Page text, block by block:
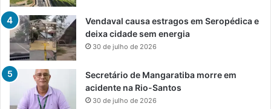
Vendaval causa estragos em Seropédica e
deixa cidade sem energia
30 de julho de 2026
Secretário de Mangaratiba morre em
acidente na Rio-Santos
30 de julho de 2026